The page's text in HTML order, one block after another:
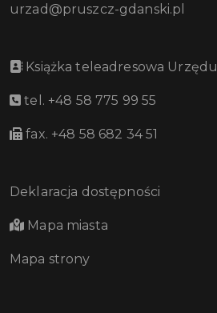
urzad@pruszcz-gdanski.pl
Książka teleadresowa Urzędu
tel. +48 58 775 99 55
fax. +48 58 682 34 51
Deklaracja dostępności
Mapa miasta
Mapa strony